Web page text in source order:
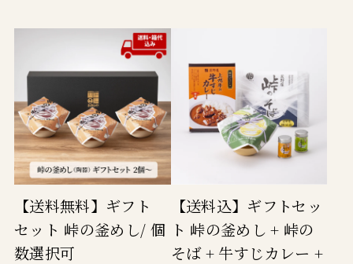
【送料無料】ギフト
セット 峠の釜めし/ 個
数選択可
【送料込】ギフトセッ
ト 峠の釜めし + 峠の
そば + 牛すじカレー +